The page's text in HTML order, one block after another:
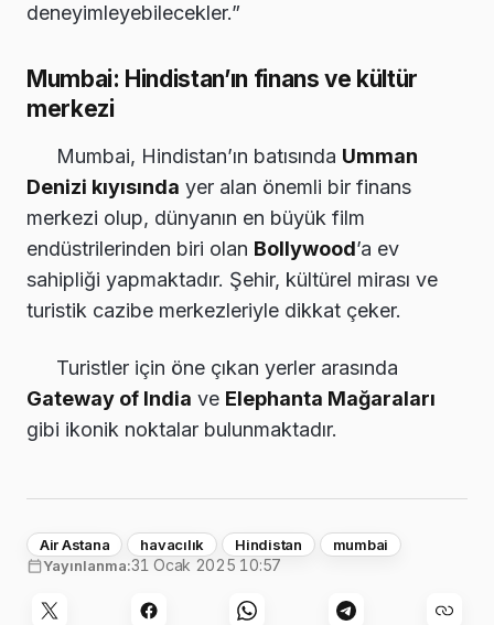
deneyimleyebilecekler.”
Mumbai: Hindistan’ın finans ve kültür
merkezi
Mumbai, Hindistan’ın batısında Umman
Denizi kıyısında yer alan önemli bir finans
merkezi olup, dünyanın en büyük film
endüstrilerinden biri olan Bollywood’a ev
sahipliği yapmaktadır. Şehir, kültürel mirası ve
turistik cazibe merkezleriyle dikkat çeker.
Turistler için öne çıkan yerler arasında
Gateway of India ve Elephanta Mağaraları
gibi ikonik noktalar bulunmaktadır.
Air Astana havacılık Hindistan
mumbai
Yayınlanma:31 Ocak 2025 10:57